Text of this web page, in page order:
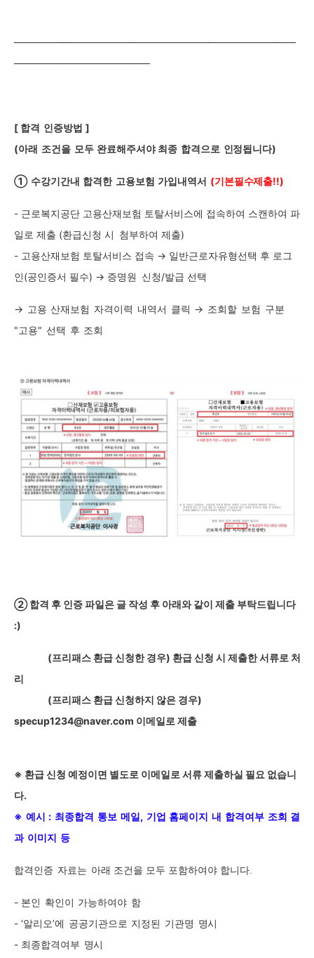
—————————————————————————————
——————————————
[ 합격 인증방법 ]
(아래 조건을 모두 완료해주셔야 최종 합격으로 인정됩니다)
① 수강기간내 합격한 고용보험 가입내역서 (기본필수제출!!)
- 근로복지공단 고용산재보험 토탈서비스에 접속하여 스캔하여 파
일로 제출 (환급신청 시 첨부하여 제출)
- 고용산재보험 토탈서비스 접속 → 일반근로자유형선택 후 로그
인(공인증서 필수) → 증명원 신청/발급 선택
→ 고용 산재보험 자격이력 내역서 클릭 → 조회할 보험 구분
"고용" 선택 후 조회
②합격 후 인증 파일은 글 작성 후 아래와 같이 제출 부탁드립니다
:)
(프리패스 환급 신청한 경우) 환급 신청 시 제출한 서류로 처
리
(프리패스 환급 신청하지 않은 경우)
specup1234@naver.com 이메일로 제출
※ 환급 신청 예정이면 별도로 이메일로 서류 제출하실 필요 없습니
다.
※ 예시 : 최종합격 통보 메일, 기업 홈페이지 내 합격여부 조회 결
과 이미지 등
합격인증 자료는 아래 조건을 모두 포함하여야 합니다.
- 본인 확인이 가능하여야 함
- ‘알리오’에 공공기관으로 지정된 기관명 명시
- 최종합격여부 명시